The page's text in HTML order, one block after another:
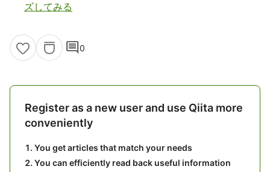
ズしてみる
comment0
Register as a new user and use Qiita more
conveniently
You get articles that match your needs
You can efficiently read back useful information